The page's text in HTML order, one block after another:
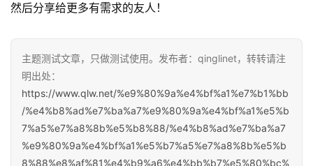
然后分享给更多有需求的友人！
主题测试文章，只做测试使用。发布者：qinglinet，转转请注
明出处：
https://www.qlw.net/%e9%80%9a%e4%bf%a1%e7%b1%bb
/%e4%b8%ad%e7%ba%a7%e9%80%9a%e4%bf%a1%e5%b
7%a5%e7%a8%8b%e5%b8%88/%e4%b8%ad%e7%ba%a7
%e9%80%9a%e4%bf%a1%e5%b7%a5%e7%a8%8b%e5%b
8%88%e8%af%81%e4%b9%a6%e4%bb%b7%e5%80%bc%